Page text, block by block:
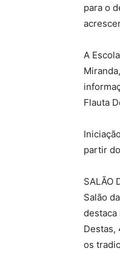
para o
A
Flauta
partir
SALÃO
Salão
destaca
Destas,
os